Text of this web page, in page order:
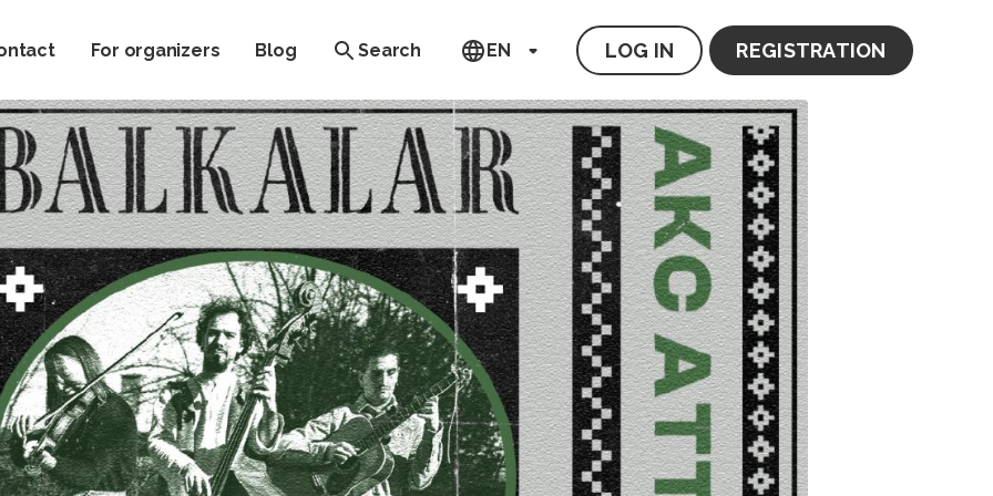
For organizers Blog Search EN LOG IN REGISTRATION